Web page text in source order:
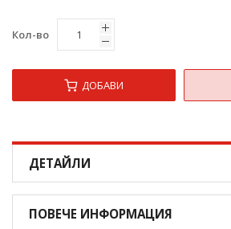
Кол-во
ДОБАВИ
ДЕТАЙЛИ
ПОВЕЧЕ ИНФОРМАЦИЯ